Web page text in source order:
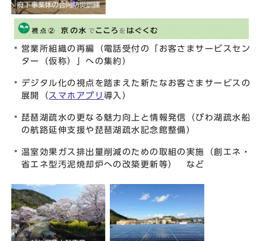
営業所組織の再編（電話受付の「お客さまサービスセン
ター（仮称）」への集約）
デジタル化の視点を踏まえた新たなお客さまサービスの
展開（ スマホアプリ 導入）
琵琶湖疏水の更なる魅力向上と情報発信（びわ湖疏水船
の航路延伸支援や琵琶湖疏水記念館整備）
温室効果ガス排出量削減のための取組の実施（創エネ・
省エネ型汚泥焼却炉への改築更新等） など